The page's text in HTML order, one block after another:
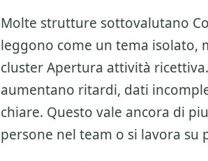
Molte strutture sottovalutano
leggono come un tema isolato,
clusterApertura attività ricettiva
aumentano ritardi, dati
chiare. Questo vale ancora di
persone nel team o si lavora